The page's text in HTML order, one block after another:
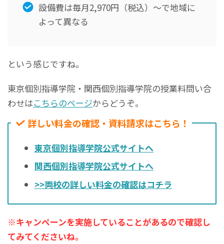
設備費は毎月2,970円（税込）〜で地域に
よって異なる
という感じですね。
東京個別指導学院・関西個別指導学院の授業料問い合
わせはこちらのページからどうぞ。
詳しい料金の確認・資料請求はこちら！
東京個別指導学院公式サイトへ
関西個別指導学院公式サイトへ
>>両校の詳しい料金の確認はコチラ
※キャンペーンを実施していることがあるので確認し
てみてくださいね。